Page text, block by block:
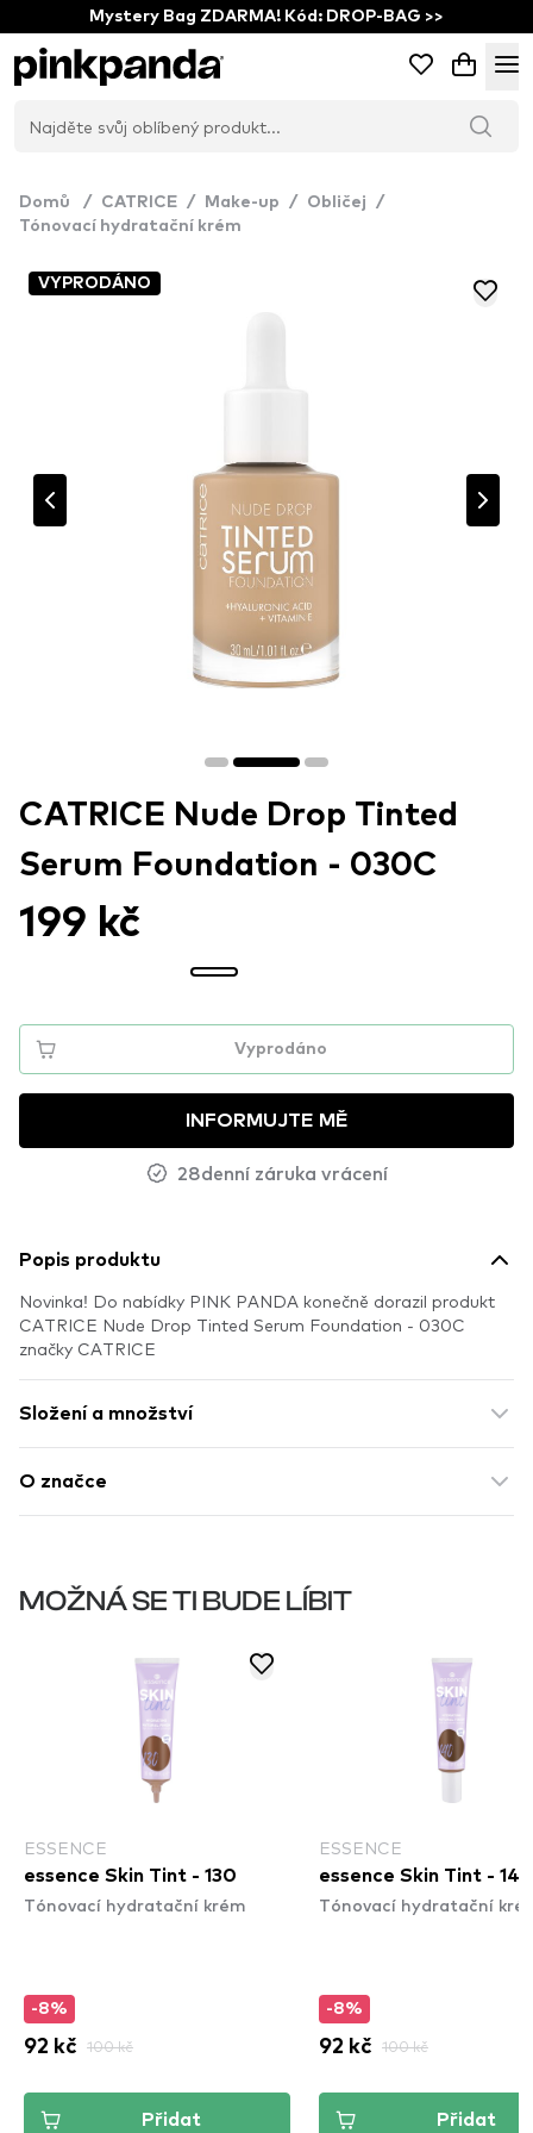
Mystery Bag ZDARMA! Kód: DROP-BAG >>
Domů / CATRICE / Make-up / Obličej
/
Tónovací hydratační krém
VYPRODÁNO
CATRICE Nude Drop Tinted
Serum Foundation - 030C
199 kč
Vyprodáno
INFORMUJTE MĚ
28denní záruka vrácení
Popis produktu
Novinka! Do nabídky PINK PANDA konečně dorazil produkt
CATRICE Nude Drop Tinted Serum Foundation - 030C
značky CATRICE
Složení a množství
O značce
MOŽNÁ SE TI BUDE LÍBIT
ESSENCE
essence Skin Tint - 130
Tónovací hydratační krém
-8%
92 kč 100 kč
Přidat
ESSENCE
essence Skin Tint - 140
Tónovací hydratační
-8%
92 kč 100 kč
Přidat